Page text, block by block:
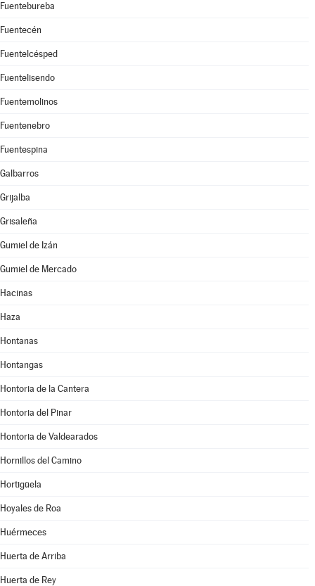
Fuentebureba
Fuentecén
Fuentelcésped
Fuentelisendo
Fuentemolinos
Fuentenebro
Fuentespina
Galbarros
Grijalba
Grisaleña
Gumiel de Izán
Gumiel de Mercado
Hacinas
Haza
Hontanas
Hontangas
Hontoria de la Cantera
Hontoria del Pinar
Hontoria de Valdearados
Hornillos del Camino
Hortigüela
Hoyales de Roa
Huérmeces
Huerta de Arriba
Huerta de Rey